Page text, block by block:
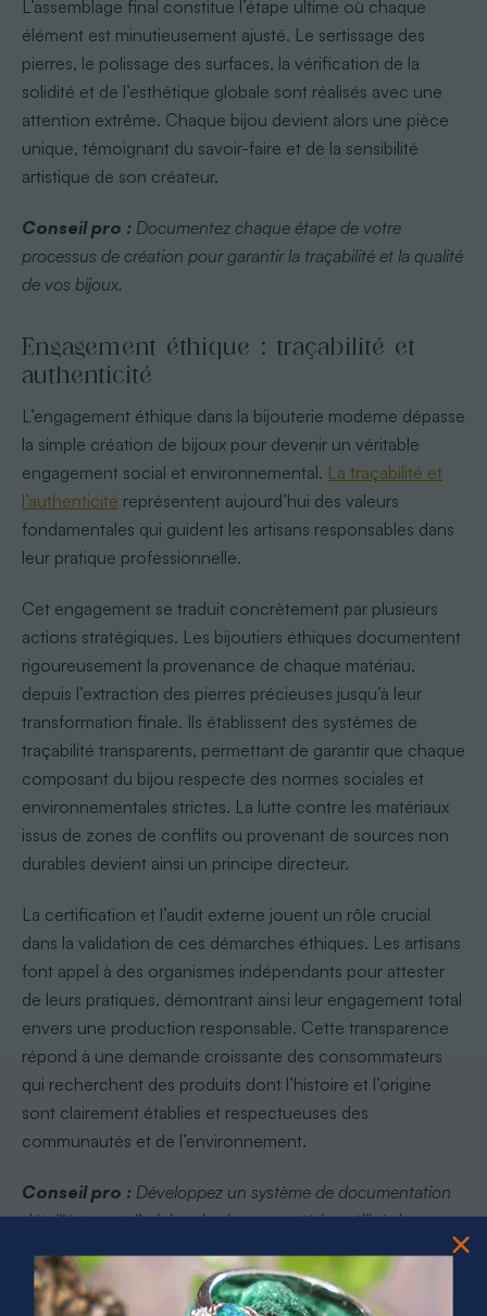
L’assemblage final constitue l’étape ultime où chaque
élément est minutieusement ajusté. Le sertissage des
pierres, le polissage des surfaces, la vérification de la
solidité et de l’esthétique globale sont réalisés avec une
attention extrême. Chaque bijou devient alors une pièce
unique, témoignant du savoir-faire et de la sensibilité
artistique de son créateur.
Conseil pro : Documentez chaque étape de votre
processus de création pour garantir la traçabilité et la qualité
de vos bijoux.
Engagement éthique : traçabilité et
authenticité
L’engagement éthique dans la bijouterie moderne dépasse
la simple création de bijoux pour devenir un véritable
engagement social et environnemental. La traçabilité et
l’authenticité représentent aujourd’hui des valeurs
fondamentales qui guident les artisans responsables dans
leur pratique professionnelle.
Cet engagement se traduit concrètement par plusieurs
actions stratégiques. Les bijoutiers éthiques documentent
rigoureusement la provenance de chaque matériau,
depuis l’extraction des pierres précieuses jusqu’à leur
transformation finale. Ils établissent des systèmes de
traçabilité transparents, permettant de garantir que chaque
composant du bijou respecte des normes sociales et
environnementales strictes. La lutte contre les matériaux
issus de zones de conflits ou provenant de sources non
durables devient ainsi un principe directeur.
La certification et l’audit externe jouent un rôle crucial
dans la validation de ces démarches éthiques. Les artisans
font appel à des organismes indépendants pour attester
de leurs pratiques, démontrant ainsi leur engagement total
envers une production responsable. Cette transparence
répond à une demande croissante des consommateurs
qui recherchent des produits dont l’histoire et l’origine
sont clairement établies et respectueuses des
communautés et de l’environnement.
Conseil pro : Développez un système de documentation
détaillé traçant l’origine de chaque matériau utilisé dans vos